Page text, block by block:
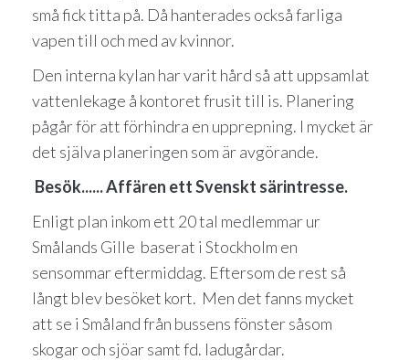
små fick titta på. Då hanterades också farliga
vapen till och med av kvinnor.
Den interna kylan har varit hård så att uppsamlat
vattenlekage å kontoret frusit till is. Planering
pågår för att förhindra en upprepning. I mycket är
det själva planeringen som är avgörande.
Besök...... Affären ett Svenskt särintresse.
Enligt plan inkom ett 20 tal medlemmar ur
Smålands Gille baserat i Stockholm en
sensommar eftermiddag. Eftersom de rest så
långt blev besöket kort. Men det fanns mycket
att se i Småland från bussens fönster såsom
skogar och sjöar samt fd. ladugårdar.